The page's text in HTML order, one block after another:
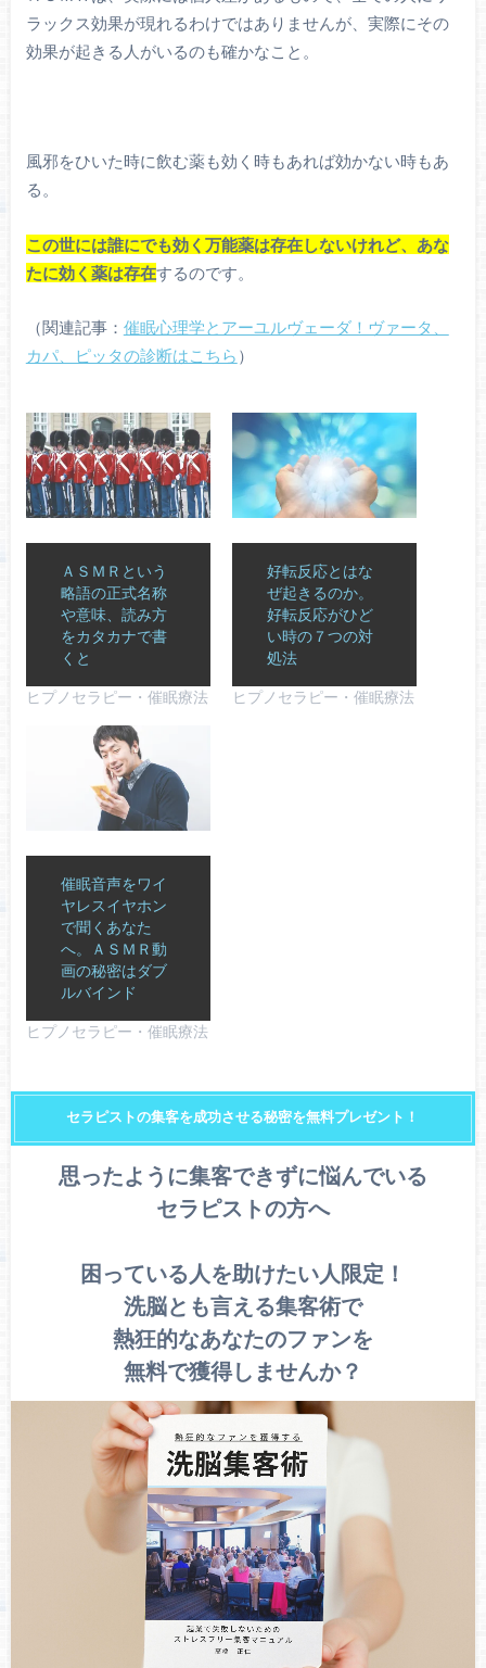
ラックス効果が現れるわけではありませんが、実際にその
効果が起きる人がいるのも確かなこと。
風邪をひいた時に飲む薬も効く時もあれば効かない時もあ
る。
この世には誰にでも効く万能薬は存在しないけれど、あな
たに効く薬は存在するのです。
（関連記事： 催眠心理学とアーユルヴェーダ！ヴァータ、
カパ、ピッタの診断はこちら ）
ＡＳＭＲという
略語の正式名称
や意味、読み方
をカタカナで書
くと
ヒプノセラピー・催眠療法
好転反応とはな
ぜ起きるのか。
好転反応がひど
い時の７つの対
処法
ヒプノセラピー・催眠療法
催眠音声をワイ
ヤレスイヤホン
で聞くあなた
へ。ＡＳＭＲ動
画の秘密はダブ
ルバインド
ヒプノセラピー・催眠療法
セラピストの集客を成功させる秘密を無料プレゼント！
思ったように集客できずに悩んでいる
セラピストの方へ
困っている人を助けたい人限定！
洗脳とも言える集客術で
熱狂的なあなたのファンを
無料で獲得しませんか？